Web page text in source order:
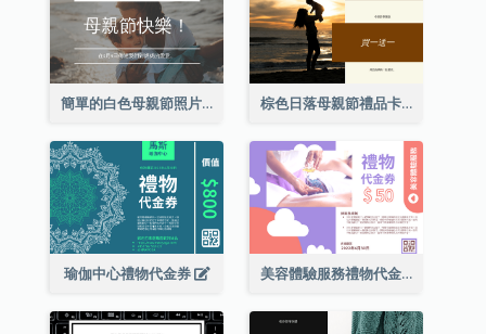
簡單的白色母親節照片禮品卡 棕色日落母親節禮品卡
瑜伽中心禮物代金券 美容體驗服務禮物代金券